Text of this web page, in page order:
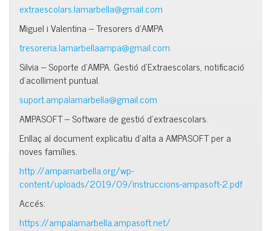
extraescolars.lamarbella@gmail.com
Miguel i Valentina – Tresorers d’AMPA
tresoreria.lamarbellaampa@gmail.com
Silvia – Soporte d’AMPA. Gestió d’Extraescolars, notificació
d’acolliment puntual.
suport.ampalamarbella@gmail.com
AMPASOFT – Software de gestió d’extraescolars.
Enllaç al document explicatiu d’alta a AMPASOFT per a
noves famílies.
http://ampamarbella.org/wp-
content/uploads/2019/09/instruccions-ampasoft-2.pdf
Accés:
https://ampalamarbella.ampasoft.net/